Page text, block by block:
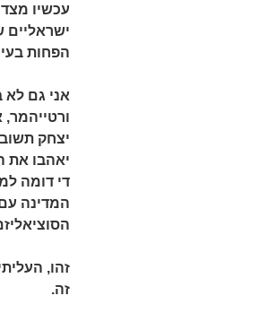
עכשיו
ישראליים
הפחות
אני גם לא
ורטייהמר,
יצחק
יאהבו את
די דומה
המדינה
זהו,
זה.